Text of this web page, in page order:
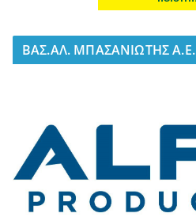
BΑΣ.ΑΛ. ΜΠΑΣΑΝΙΩΤΗΣ Α.Ε.